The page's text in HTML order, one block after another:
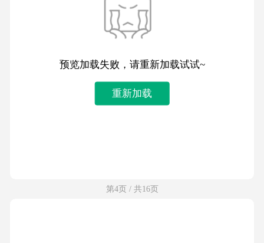
预览加载失败，请重新加载试试~
重新加载
第4页 / 共16页